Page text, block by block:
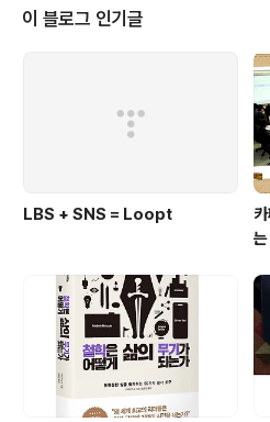
◈ 매스미디어의 몰락과 개인 미디어의 성장 인
아침에 일어나면 현관 문에 배달된 신문을 집어
를 하는 것으로 하루 일과를 시작했다. 회사에
시 주변에 널린 잡지, 신문, 전문지 등을 보면
식을 들었다. 퇴근하면 쇼파에 앉아 TV를 보
를 보고 하루를 정리했다. ..
이 블로그 인기글
LBS + SNS = Loopt